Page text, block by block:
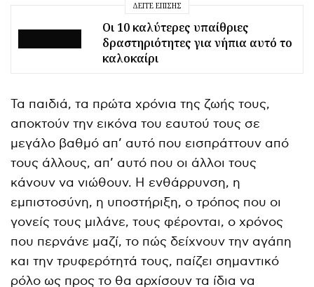
ΔΕΊΤΕ ΕΠΊΣΗΣ
Οι 10 καλύτερες υπαίθριες
δραστηριότητες για νήπια αυτό το
καλοκαίρι
Τα παιδιά, τα πρώτα χρόνια της ζωής τους,
αποκτούν την εικόνα του εαυτού τους σε
μεγάλο βαθμό απ’ αυτό που εισπράττουν από
τους άλλους, απ’ αυτό που οι άλλοι τους
κάνουν να νιώθουν. Η ενθάρρυνση, η
εμπιστοσύνη, η υποστήριξη, ο τρόπος που οι
γονείς τους μιλάνε, τους φέρονται, ο χρόνος
που περνάνε μαζί, το πώς δείχνουν την αγάπη
και την τρυφερότητά τους, παίζει σημαντικό
ρόλο ως προς το θα αρχίσουν τα ίδια να